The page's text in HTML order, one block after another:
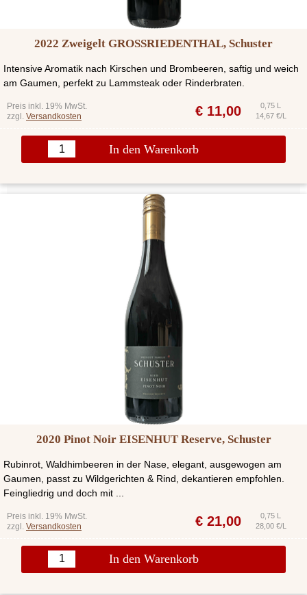
2022 Zweigelt GROSSRIEDENTHAL, Schuster
Intensive Aromatik nach Kirschen und Brombeeren, saftig und weich
am Gaumen, perfekt zu Lammsteak oder Rinderbraten.
Preis inkl. 19% MwSt.
zzgl. Versandkosten € 11,00
0,75 L
14,67 €/L
In den Warenkorb
2020 Pinot Noir EISENHUT Reserve, Schuster
Rubinrot, Waldhimbeeren in der Nase, elegant, ausgewogen am
Gaumen, passt zu Wildgerichten & Rind, dekantieren empfohlen.
Feingliedrig und doch mit ...
Preis inkl. 19% MwSt.
zzgl. Versandkosten € 21,00
0,75 L
28,00 €/L
In den Warenkorb